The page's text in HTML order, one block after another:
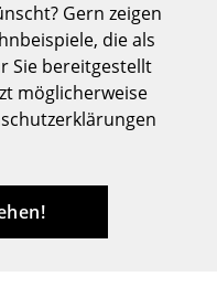
Gern zeigen
die als
Sie bereitgestellt
möglicherweise